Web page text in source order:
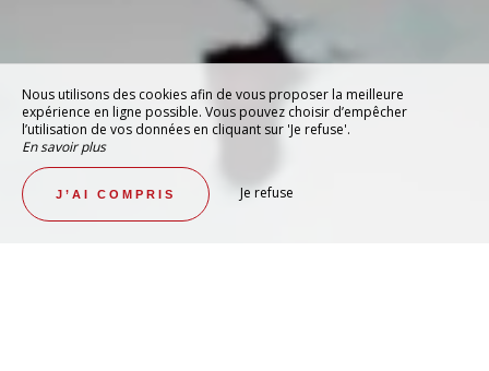
Nous utilisons des cookies afin de vous proposer la meilleure
expérience en ligne possible. Vous pouvez choisir d’empêcher
l’utilisation de vos données en cliquant sur 'Je refuse'.
En savoir plus
J’AI COMPRIS Je refuse